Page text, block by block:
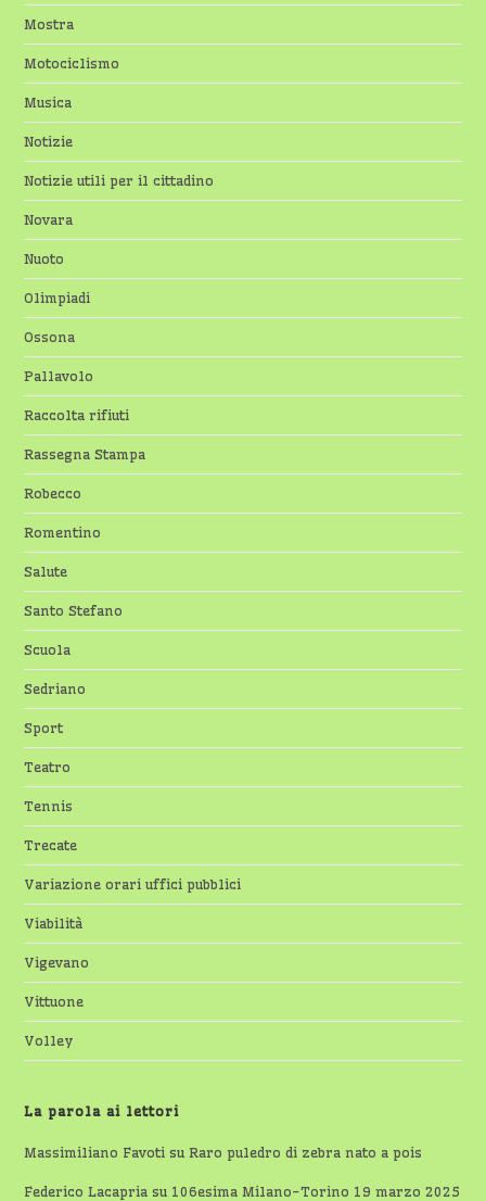
Mostra
Motociclismo
Musica
Notizie
Notizie utili per il cittadino
Novara
Nuoto
Olimpiadi
Ossona
Pallavolo
Raccolta rifiuti
Rassegna Stampa
Robecco
Romentino
Salute
Santo Stefano
Scuola
Sedriano
Sport
Teatro
Tennis
Trecate
Variazione orari uffici pubblici
Viabilità
Vigevano
Vittuone
Volley
La parola ai lettori
Massimiliano Favoti suRaro puledro di zebra nato a pois
Federico Lacapria su 106esima Milano-Torino 19 marzo 2025